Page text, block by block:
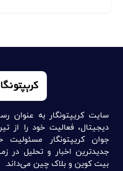
سایت کریپتونگار به عنوان
جوان کریپتونگار
جدیدترین اخبار و تحلیل در
بیت کوین و بلاک چین می‌داند.